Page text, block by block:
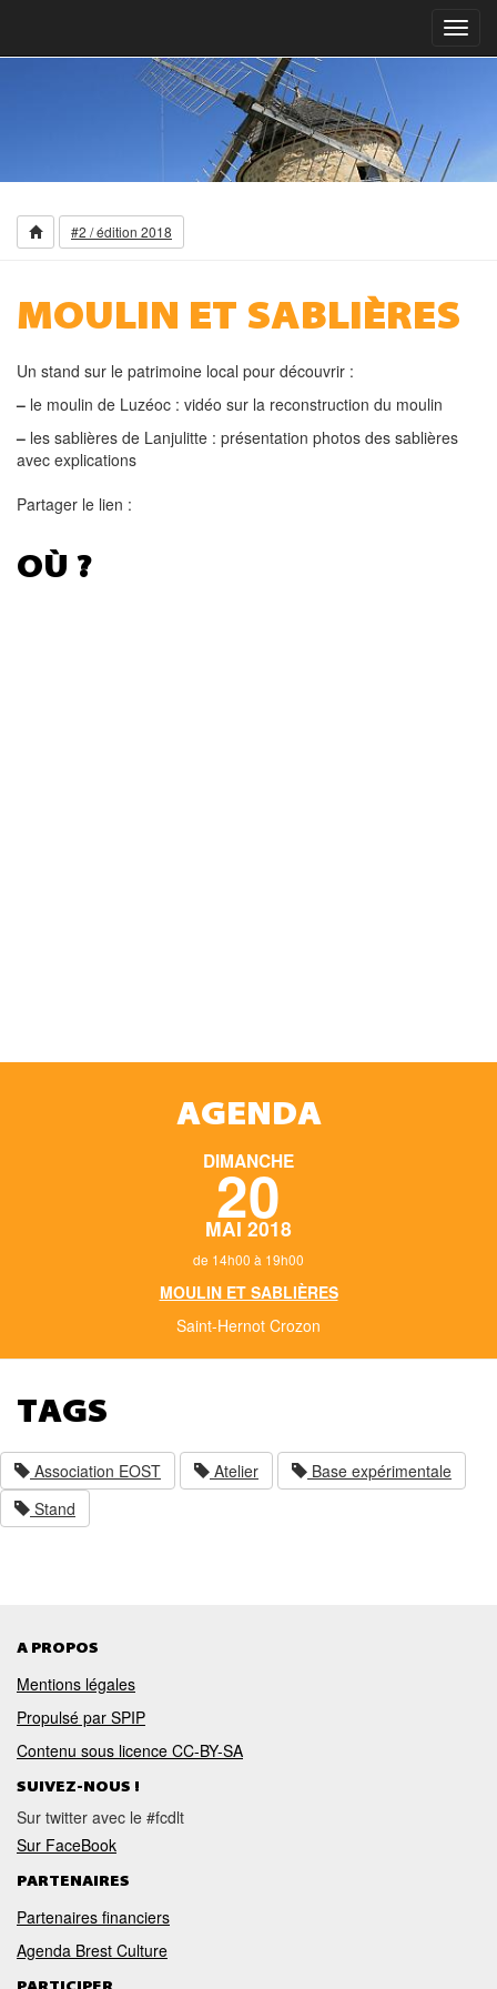
#2 / édition 2018
MOULIN ET SABLIÈRES
Un stand sur le patrimoine local pour découvrir :
– le moulin de Luzéoc : vidéo sur la reconstruction du moulin
– les sablières de Lanjulitte : présentation photos des sablières
avec explications
Partager le lien :
OÙ ?
AGENDA
DIMANCHE
20
MAI 2018
de 14h00 à 19h00
MOULIN ET SABLIÈRES
Saint-Hernot Crozon
TAGS
Association EOST Atelier
Base expérimentale
Stand
A PROPOS
Mentions légales
Propulsé par SPIP
Contenu sous licence CC-BY-SA
SUIVEZ-NOUS !
Sur twitter avec le #fcdlt
Sur FaceBook
PARTENAIRES
Partenaires financiers
Agenda Brest Culture